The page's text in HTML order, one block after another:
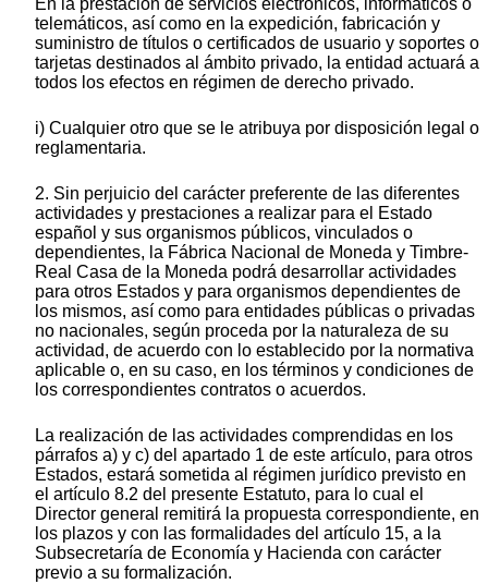
En la prestación de servicios electrónicos, informáticos o
telemáticos, así como en la expedición, fabricación y
suministro de títulos o certificados de usuario y soportes o
tarjetas destinados al ámbito privado, la entidad actuará a
todos los efectos en régimen de derecho privado.
i) Cualquier otro que se le atribuya por disposición legal o
reglamentaria.
2. Sin perjuicio del carácter preferente de las diferentes
actividades y prestaciones a realizar para el Estado
español y sus organismos públicos, vinculados o
dependientes, la Fábrica Nacional de Moneda y Timbre-
Real Casa de la Moneda podrá desarrollar actividades
para otros Estados y para organismos dependientes de
los mismos, así como para entidades públicas o privadas
no nacionales, según proceda por la naturaleza de su
actividad, de acuerdo con lo establecido por la normativa
aplicable o, en su caso, en los términos y condiciones de
los correspondientes contratos o acuerdos.
La realización de las actividades comprendidas en los
párrafos a) y c) del apartado 1 de este artículo, para otros
Estados, estará sometida al régimen jurídico previsto en
el artículo 8.2 del presente Estatuto, para lo cual el
Director general remitirá la propuesta correspondiente, en
los plazos y con las formalidades del artículo 15, a la
Subsecretaría de Economía y Hacienda con carácter
previo a su formalización.